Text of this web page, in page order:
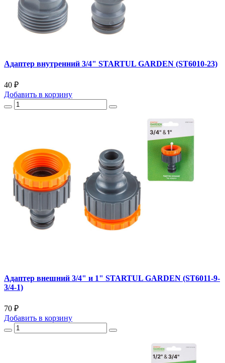
Адаптер внутренний 3/4" STARTUL GARDEN (ST6010-23)
40 ₽
Добавить в корзину
Адаптер внешний 3/4" и 1" STARTUL GARDEN (ST6011-9-
3/4-1)
70 ₽
Добавить в корзину